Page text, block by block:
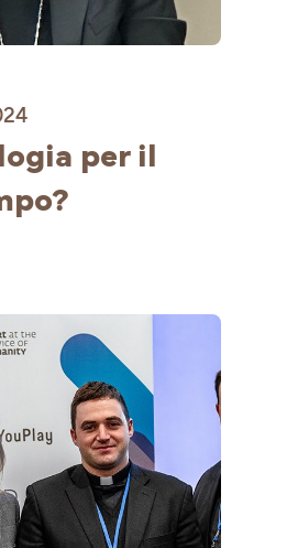
per il